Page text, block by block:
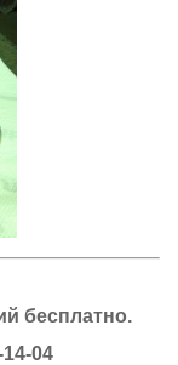
бесплатно.
04